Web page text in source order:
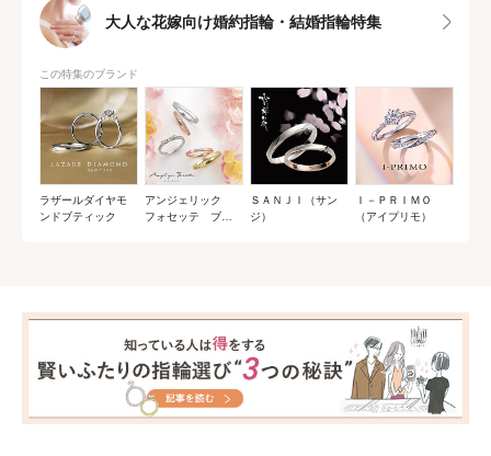
大人な花嫁向け婚約指輪・結婚指輪特集
この特集のブランド
ラザールダイヤモ
ンドブティック
アンジェリック
フォセッテ ブラ
ＳＡＮＪＩ（サン
ジ）
Ｉ－ＰＲＩＭＯ
（アイプリモ）